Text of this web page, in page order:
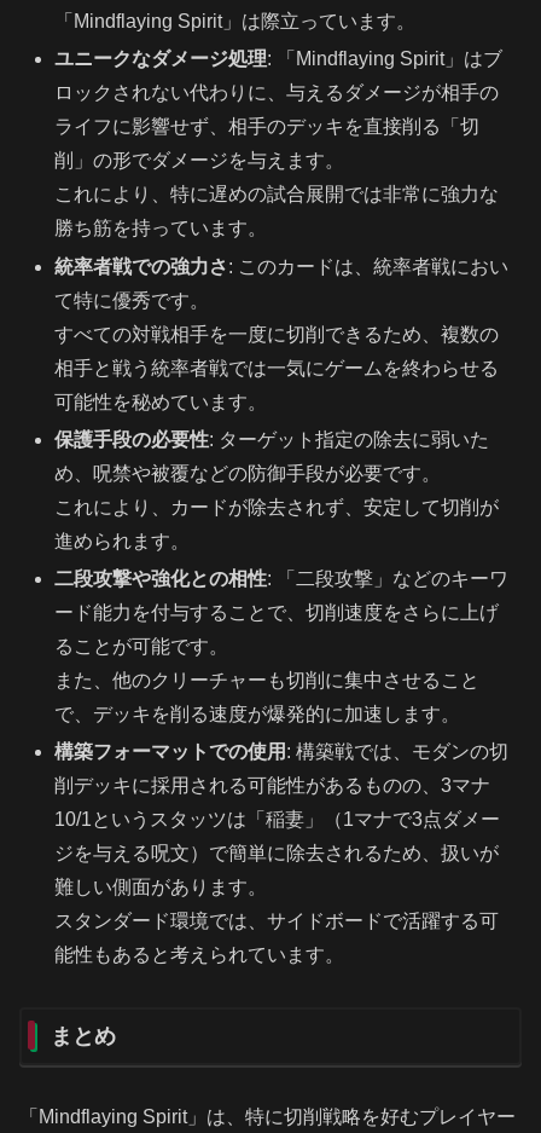
「Mindflaying Spirit」は際立っています。
ユニークなダメージ処理: 「Mindflaying Spirit」はブ
ロックされない代わりに、与えるダメージが相手の
ライフに影響せず、相手のデッキを直接削る「切
削」の形でダメージを与えます。
これにより、特に遅めの試合展開では非常に強力な
勝ち筋を持っています。
統率者戦での強力さ: このカードは、統率者戦におい
て特に優秀です。
すべての対戦相手を一度に切削できるため、複数の
相手と戦う統率者戦では一気にゲームを終わらせる
可能性を秘めています。
保護手段の必要性: ターゲット指定の除去に弱いた
め、呪禁や被覆などの防御手段が必要です。
これにより、カードが除去されず、安定して切削が
進められます。
二段攻撃や強化との相性: 「二段攻撃」などのキーワ
ード能力を付与することで、切削速度をさらに上げ
ることが可能です。
また、他のクリーチャーも切削に集中させること
で、デッキを削る速度が爆発的に加速します。
構築フォーマットでの使用 : 構築戦では、モダンの切
削デッキに採用される可能性があるものの、3マナ
10/1というスタッツは「稲妻」（1マナで3点ダメー
ジを与える呪文）で簡単に除去されるため、扱いが
難しい側面があります。
スタンダード環境では、サイドボードで活躍する可
能性もあると考えられています。
まとめ
「Mindflaying Spirit」は、特に切削戦略を好むプレイヤー